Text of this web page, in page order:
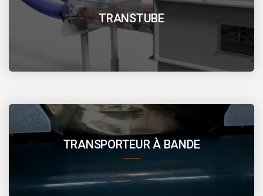
TRANSTUBE
TRANSPORTEUR À BANDE